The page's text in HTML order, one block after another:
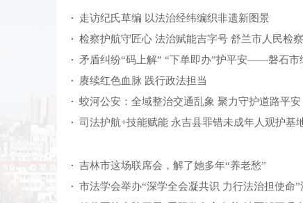
走访纪氏草编 以法治经纬编织非遗新图景
检察护航守匠心 法治赋能吉字号 舒兰市人民检
矛盾纠纷“码上解” “下单即办”护平安——磐石市
赓续红色血脉 践行政法担当
蛟河公安：全域整治交通乱象 聚力守护道路平安
司法护航+技能赋能 永吉县罪错未成年人观护基
吉林市这场联席会，解了她多年“养老愁”
市法学会举办“深学全会凝共识 力行法治担使命